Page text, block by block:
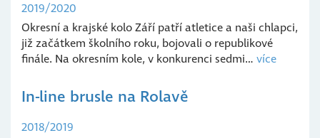
2019/2020
Okresní a krajské kolo Září patří atletice a naši chlapci,
již začátkem školního roku, bojovali o republikové
finále. Na okresním kole, v konkurenci sedmi… více
In-line brusle na Rolavě
2018/2019